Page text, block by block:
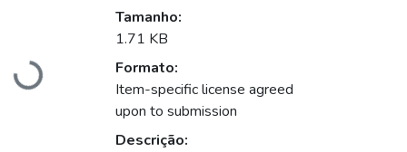
Tamanho:
1.71 KB
Formato:
Item-specific license agreed
upon to submission
Descrição: